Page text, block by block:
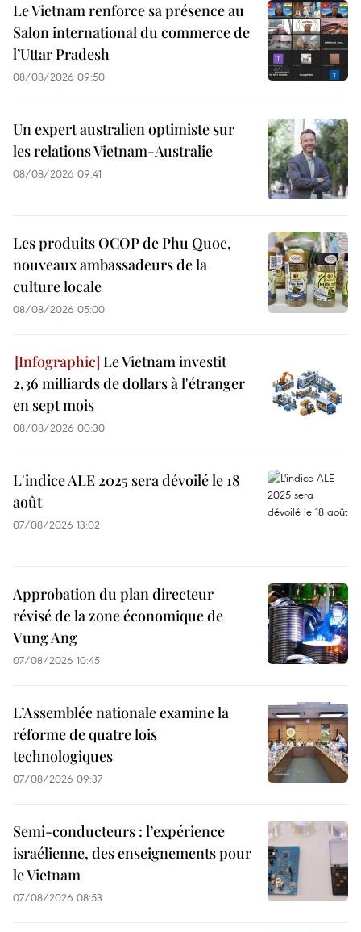
Le Vietnam renforce sa présence au
Salon international du commerce de
l’Uttar Pradesh
08/08/2026 09:50
Un expert australien optimiste sur
les relations Vietnam-Australie
08/08/2026 09:41
Les produits OCOP de Phu Quoc,
nouveaux ambassadeurs de la
culture locale
08/08/2026 05:00
Le Vietnam investit
2,36 milliards de dollars à l'étranger
en sept mois
08/08/2026 00:30
L'indice ALE 2025 sera dévoilé le 18
août
07/08/2026 13:02
Approbation du plan directeur
révisé de la zone économique de
Vung Ang
07/08/2026 10:45
L’Assemblée nationale examine la
réforme de quatre lois
technologiques
07/08/2026 09:37
Semi-conducteurs : l’expérience
israélienne, des enseignements pour
le Vietnam
07/08/2026 08:53